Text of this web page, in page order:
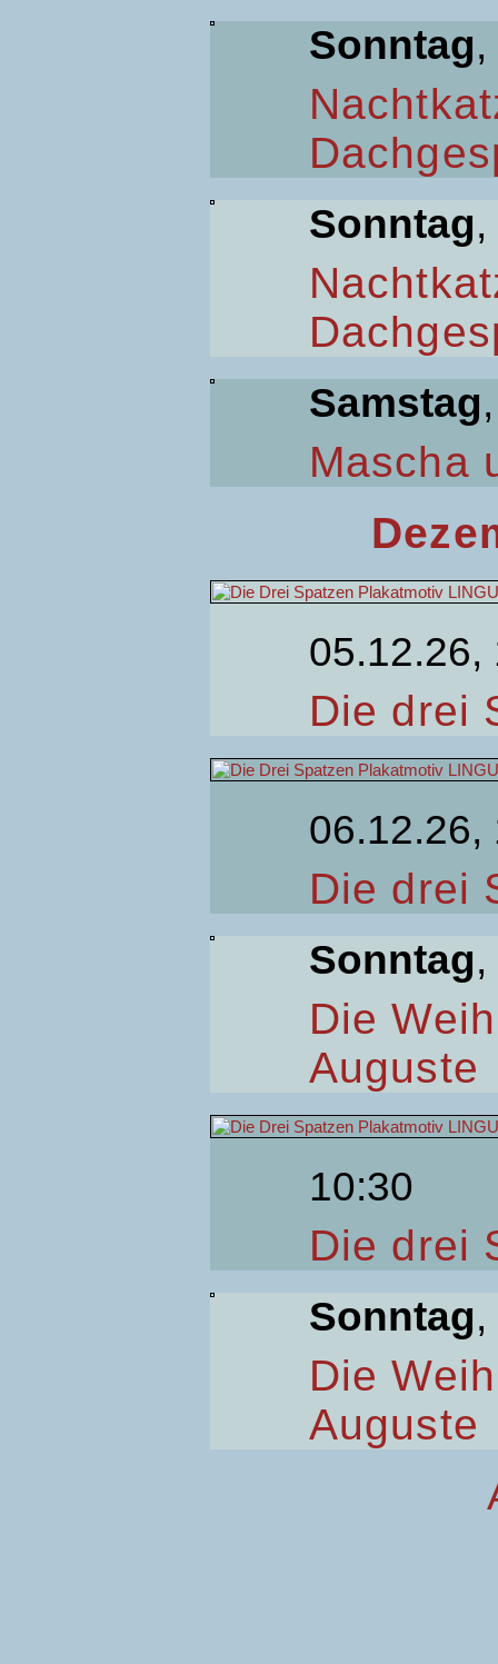
Sonntag
Sonntag
Samstag
Mascha
05.12.26,
Die drei
06.12.26,
Die drei
Sonntag
Die
Auguste
10:30
Die drei
Sonntag
Die
Auguste